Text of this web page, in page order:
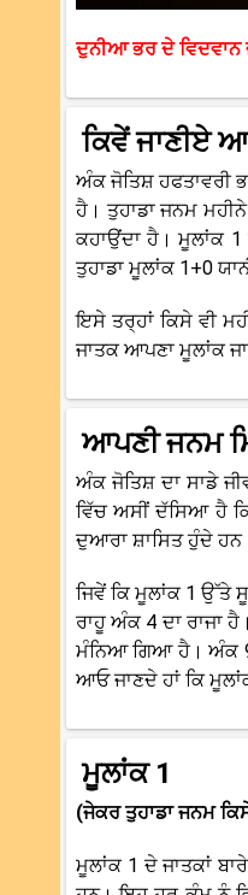
ਦੁਨੀਆ ਭਰ ਦੇ
ਕਿਵੇਂ ਜਾਣੀਏ
ਅੰਕ ਜੋਤਿਸ਼ ਹਫਤਾਵਰੀ
ਹੈ। ਤੁਹਾਡਾ ਜਨਮ
ਕਹਾਉਂਦਾ ਹੈ। ਮੂਲਾਂਕ
ਤੁਹਾਡਾ ਮੂਲਾਂਕ 1+0
ਇਸੇ ਤਰ੍ਹਾਂ ਕਿਸੇ ਵੀ
ਜਾਤਕ ਆਪਣਾ ਮੂਲਾਂਕ
ਆਪਣੀ ਜਨਮ
ਅੰਕ ਜੋਤਿਸ਼ ਦਾ ਸਾਡੇ
ਵਿੱਚ ਅਸੀਂ ਦੱਸਿਆ ਹੈ
ਦੁਆਰਾ ਸ਼ਾਸਿਤ ਹੁੰਦੇ
ਜਿਵੇਂ ਕਿ ਮੂਲਾਂਕ 1 ਉੱਤੇ
ਰਾਹੂ ਅੰਕ 4 ਦਾ ਰਾਜਾ
ਮੰਨਿਆ ਗਿਆ ਹੈ। ਅੰਕ 9
ਆਓ ਜਾਣਦੇ ਹਾਂ ਕਿ
ਮੂਲਾਂਕ 1
(ਜੇਕਰ ਤੁਹਾਡਾ ਜਨਮ
ਮੂਲਾਂਕ 1 ਦੇ ਜਾਤਕਾਂ